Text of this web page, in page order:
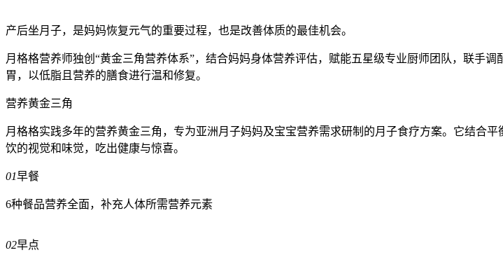
产后坐月子，是妈妈恢复元气的重要过程，也是改善体质的最佳机会。
月格格营养师独创“黄金三角营养体系”，结合妈妈身体营养评估，赋能五星级专业厨师团队，联手
胃，以低脂且营养的膳食进行温和修复。
营养黄金三角
月格格实践多年的营养黄金三角，专为亚洲月子妈妈及宝宝营养需求研制的月子食疗方案。它结合
饮的视觉和味觉，吃出健康与惊喜。
01早餐
6种餐品营养全面，补充人体所需营养元素
02早点